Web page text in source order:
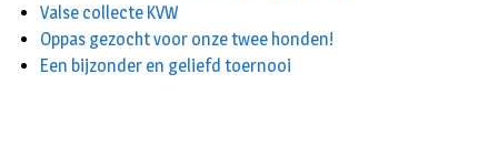
Valse collecte KVW
Oppas gezocht voor onze twee honden!
Een bijzonder en geliefd toernooi